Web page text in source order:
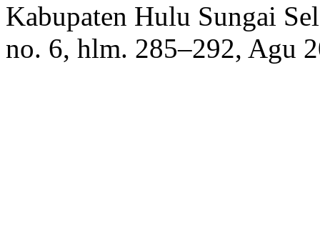
Kabupaten Hulu Sungai
no. 6, hlm. 285–292, Agu